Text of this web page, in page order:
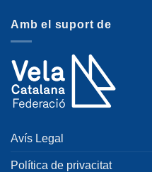
Amb el suport de
Avís Legal
Política de privacitat